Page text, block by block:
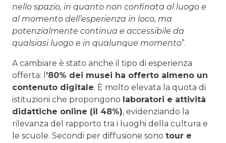
nello spazio, in quanto non confinata al luogo e
al momento dell’esperienza in loco, ma
potenzialmente continua e accessibile da
qualsiasi luogo e in qualunque momento”.
A cambiare è stato anche il tipo di esperienza
offerta: l ’80% dei musei ha offerto almeno un
contenuto digitale. È molto elevata la quota di
istituzioni che propongono laboratori e attività
didattiche online (il 48%), evidenziando la
rilevanza del rapporto tra i luoghi della cultura e
le scuole. Secondi per diffusione sono tour e